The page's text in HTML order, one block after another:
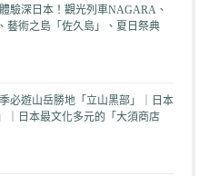
驗深日本！觀光列車NAGARA、
藝術之島「佐久島」、夏日祭典
必遊山岳勝地「立山黑部」｜日本
｜日本最文化多元的「大須商店